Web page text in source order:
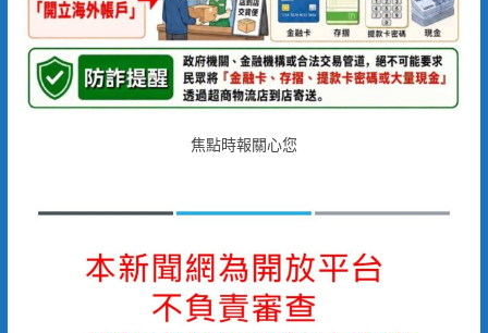
焦點時報關心您